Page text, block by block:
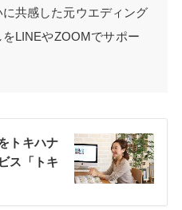
共感した元ウエディング
LINEやZOOMでサポー
トキハナ
ス「トキ